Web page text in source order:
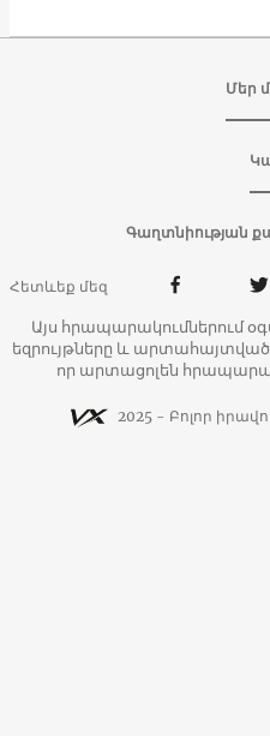
Մեր
Գաղտնիության
Հետևեք մեզ
Այս հրապարակումներում
եզրույթները և
որ արտացոլեն
2025 - Բոլոր